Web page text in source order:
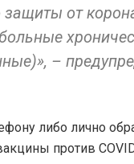
от
–
либо лично
против